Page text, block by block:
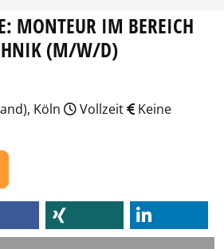
MONTEUR IM BEREICH
(M/W/D)
Köln
Vollzeit
Keine